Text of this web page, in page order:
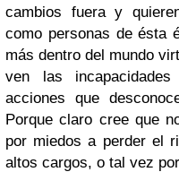
cambios fuera y
como personas de ésta
más dentro del mundo
ven las
acciones que
Porque claro cree que
por miedos a perder el
altos cargos, o tal vez